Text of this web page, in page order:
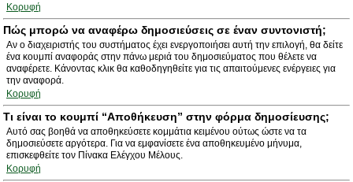
Κορυφή
Πώς μπορώ να αναφέρω δημοσιεύσεις σε έναν συντονιστή;
Αν ο διαχειριστής του συστήματος έχει ενεργοποιήσει αυτή την επιλογή, θα δείτε
ένα κουμπί αναφοράς στην πάνω μεριά του δημοσιεύματος που θέλετε να
αναφέρετε. Κάνοντας κλικ θα καθοδηγηθείτε για τις απαιτούμενες ενέργειες για
την αναφορά.
Κορυφή
Τι είναι το κουμπί “Αποθήκευση” στην φόρμα δημοσίευσης;
Αυτό σας βοηθά να αποθηκεύσετε κομμάτια κειμένου ούτως ώστε να τα
δημοσιεύσετε αργότερα. Για να εμφανίσετε ένα αποθηκευμένο μήνυμα,
επισκεφθείτε τον Πίνακα Ελέγχου Μέλους.
Κορυφή